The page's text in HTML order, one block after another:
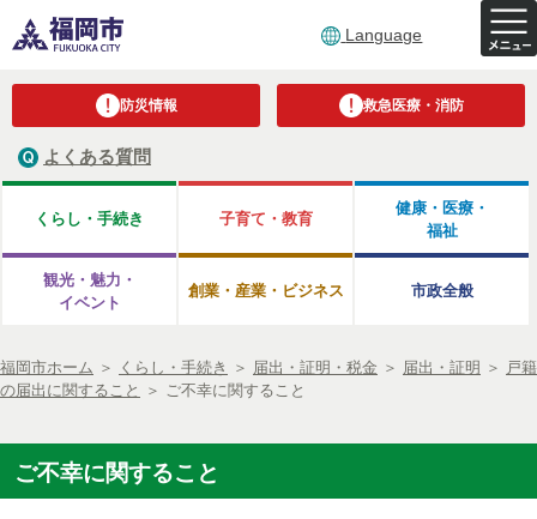
Language
防災情報 救急医療・消防
よくある質問
くらし・手続き 子育て・教育
健康・医療・
福祉
観光・魅力・
イベント
創業・産業・ビジネス 市政全般
福岡市ホーム ＞ くらし・手続き ＞ 届出・証明・税金 ＞ 届出・証明 ＞ 戸籍
の届出に関すること
＞ ご不幸に関すること
ご不幸に関すること